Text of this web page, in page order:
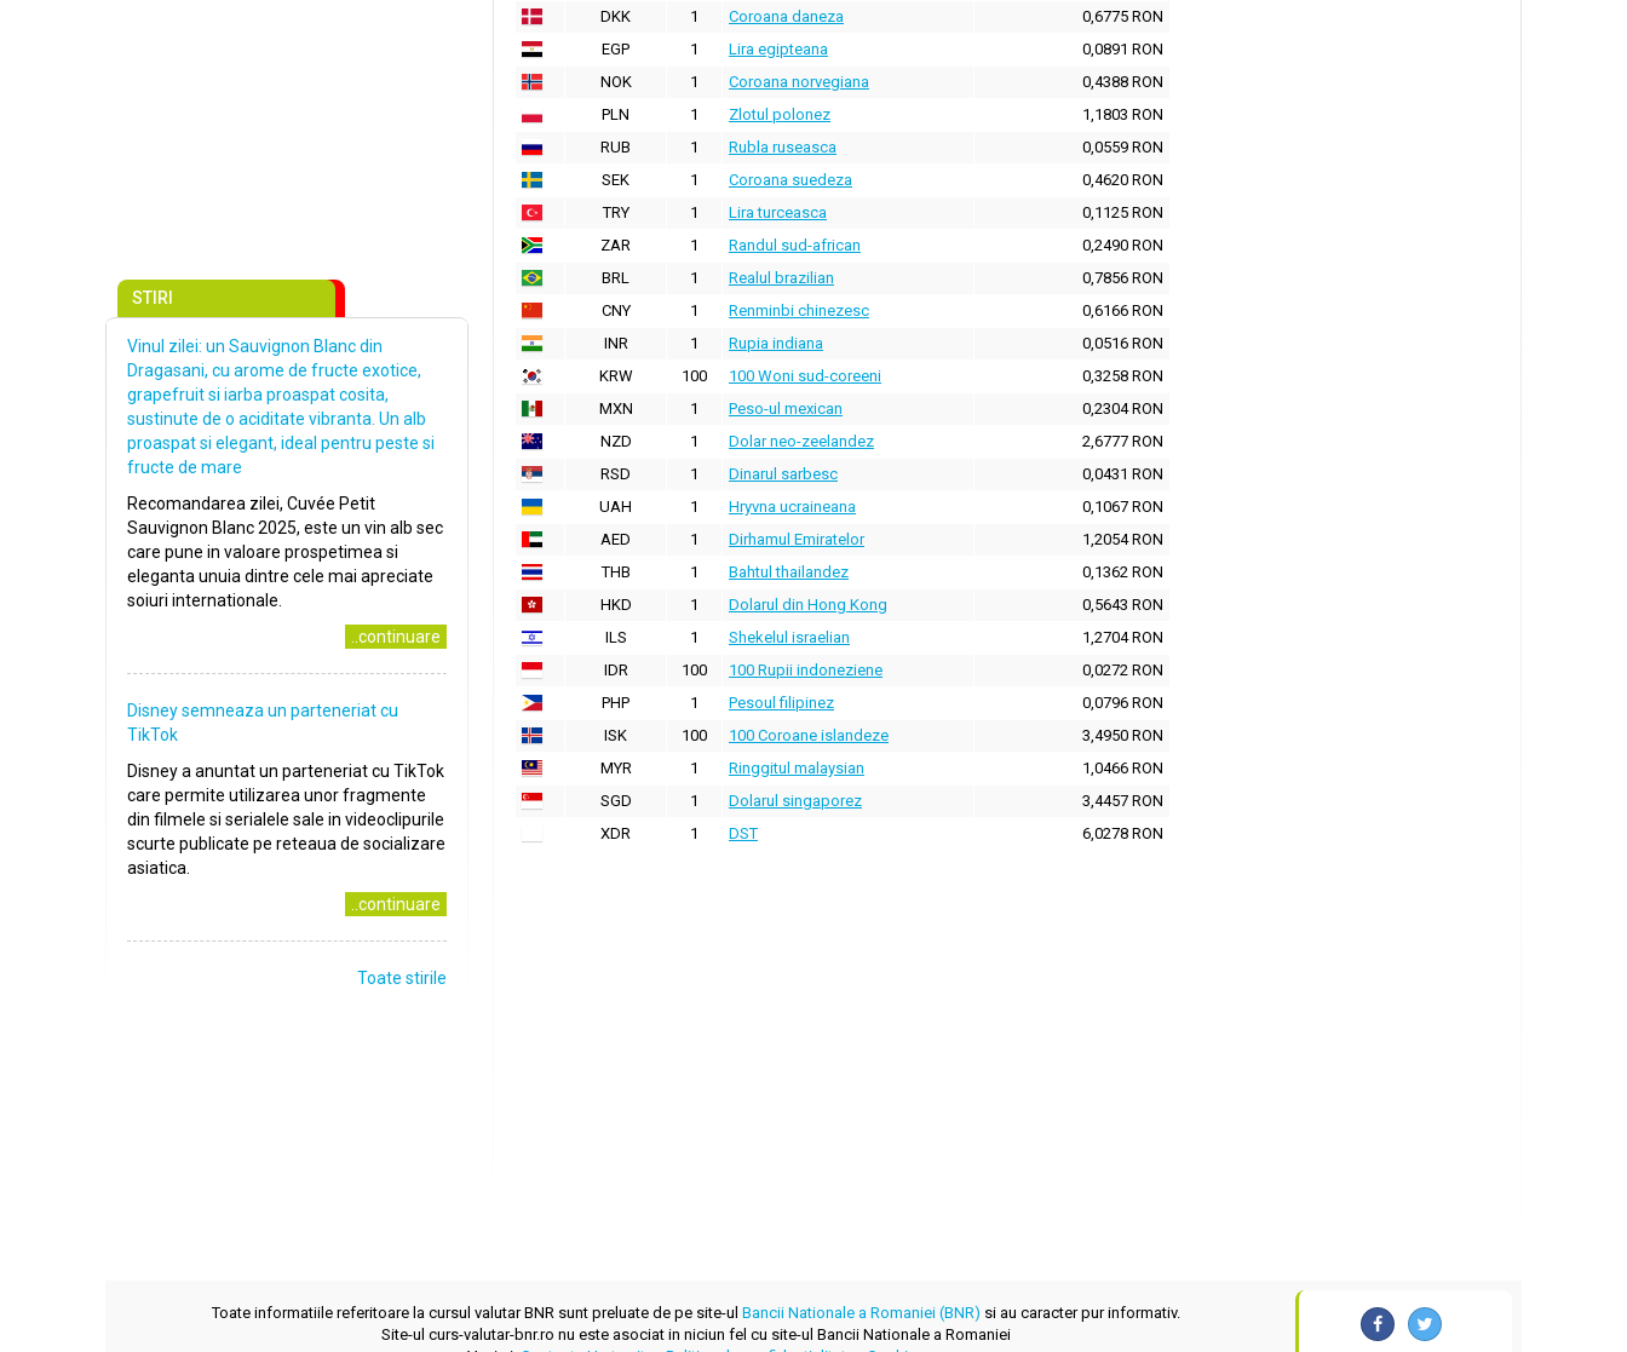
DKK
1 Coroana daneza
0,6775 RON
EGP
1 Lira egipteana
0,0891 RON
NOK
1 Coroana norvegiana
0,4388 RON
PLN
1 Zlotul polonez
1,1803 RON
RUB
1 Rubla ruseasca
0,0559 RON
SEK
1 Coroana suedeza
0,4620 RON
TRY
1 Lira turceasca
0,1125 RON
ZAR
1 Randul sud-african
0,2490 RON
BRL
1 Realul brazilian
0,7856 RON
CNY
1 Renminbi chinezesc
0,6166 RON
INR
1 Rupia indiana
0,0516 RON
KRW
100 100 Woni sud-coreeni
0,3258 RON
MXN
1 Peso-ul mexican
0,2304 RON
NZD
1 Dolar neo-zeelandez
2,6777 RON
RSD
1 Dinarul sarbesc
0,0431 RON
UAH
1 Hryvna ucraineana
0,1067 RON
AED
1 Dirhamul Emiratelor
1,2054 RON
THB
1 Bahtul thailandez
0,1362 RON
HKD
1 Dolarul din Hong Kong
0,5643 RON
ILS
1 Shekelul israelian
1,2704 RON
IDR
100 100 Rupii indoneziene
0,0272 RON
PHP
1 Pesoul filipinez
0,0796 RON
ISK
100 100 Coroane islandeze
3,4950 RON
MYR
1 Ringgitul malaysian
1,0466 RON
SGD
1 Dolarul singaporez
3,4457 RON
XDR
1 DST 6,0278 RON
STIRI
Vinul zilei: un Sauvignon Blanc din
Dragasani, cu arome de fructe exotice,
grapefruit si iarba proaspat cosita,
sustinute de o aciditate vibranta. Un alb
proaspat si elegant, ideal pentru peste si
fructe de mare
Recomandarea zilei, Cuvée Petit
Sauvignon Blanc 2025, este un vin alb sec
care pune in valoare prospetimea si
eleganta unuia dintre cele mai apreciate
soiuri internationale.
..continuare
Disney semneaza un parteneriat cu
TikTok
Disney a anuntat un parteneriat cu TikTok
care permite utilizarea unor fragmente
din filmele si serialele sale in videoclipurile
scurte publicate pe reteaua de socializare
asiatica.
..continuare
Toate stirile
Toate informatiile referitoare la cursul valutar BNR sunt preluate de pe site-ul Bancii Nationale a Romaniei (BNR) si au caracter pur informativ.
Site-ul curs-valutar-bnr.ro nu este asociat in niciun fel cu site-ul Bancii Nationale a Romaniei